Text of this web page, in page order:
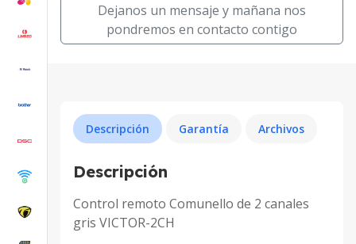
Dejanos un mensaje y mañana nos
pondremos en contacto contigo
Descripción Garantía Archivos
Descripción
Control remoto Comunello de 2 canales
gris VICTOR-2CH